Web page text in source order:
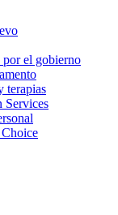
por el gobierno
terapias
Services